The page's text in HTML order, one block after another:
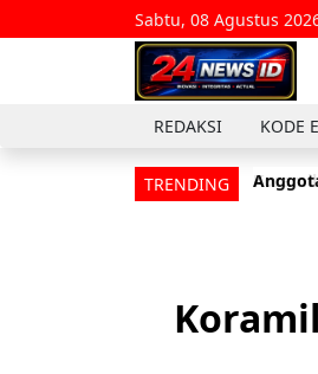
Sabtu, 08 Agustus
REDAKSI KODE
TRENDING